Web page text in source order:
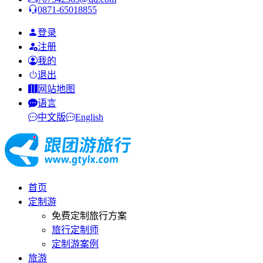
0871-65018855
登录
注册
我的
退出
网站地图
语言
中文版
English
首页
定制游
免费定制旅行方案
旅行定制师
定制游案例
旅游